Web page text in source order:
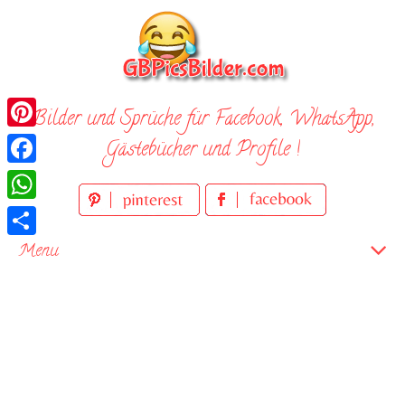
Bilder und Sprüche für Facebook, WhatsApp,
Gästebücher und Profile !
Menu
Pinterest
Facebook
WhatsApp
Teilen